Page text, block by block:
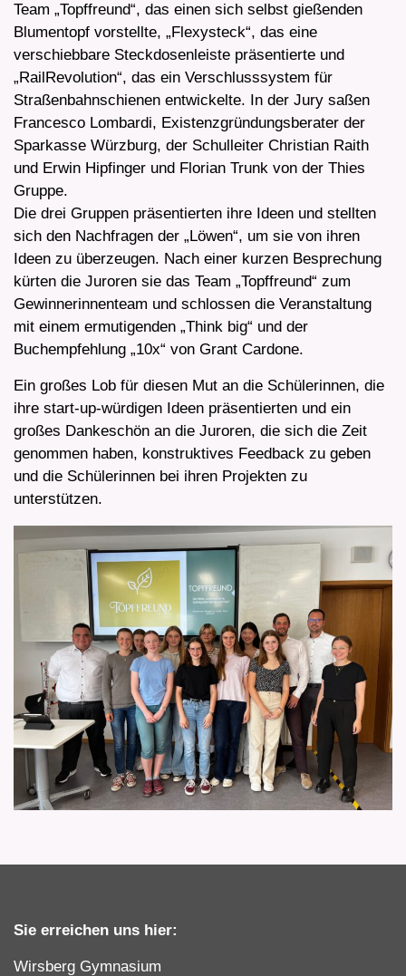
Team „Topffreund“, das einen sich selbst gießenden
Blumentopf vorstellte, „Flexysteck“, das eine
verschiebbare Steckdosenleiste präsentierte und
„RailRevolution“, das ein Verschlusssystem für
Straßenbahnschienen entwickelte. In der Jury saßen
Francesco Lombardi, Existenzgründungsberater der
Sparkasse Würzburg, der Schulleiter Christian Raith
und Erwin Hipfinger und Florian Trunk von der Thies
Gruppe.
Die drei Gruppen präsentierten ihre Ideen und stellten
sich den Nachfragen der „Löwen“, um sie von ihren
Ideen zu überzeugen. Nach einer kurzen Besprechung
kürten die Juroren sie das Team „Topffreund“ zum
Gewinnerinnenteam und schlossen die Veranstaltung
mit einem ermutigenden „Think big“ und der
Buchempfehlung „10x“ von Grant Cardone.
Ein großes Lob für diesen Mut an die Schülerinnen, die
ihre start-up-würdigen Ideen präsentierten und ein
großes Dankeschön an die Juroren, die sich die Zeit
genommen haben, konstruktives Feedback zu geben
und die Schülerinnen bei ihren Projekten zu
unterstützen.
Sie erreichen uns hier:
Wirsberg Gymnasium